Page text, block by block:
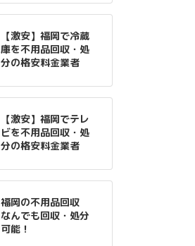
【激安】福岡で冷蔵
庫を不用品回収・処
分の格安料金業者
【激安】福岡でテレ
ビを不用品回収・処
分の格安料金業者
福岡の不用品回収
なんでも回収・処分
可能！